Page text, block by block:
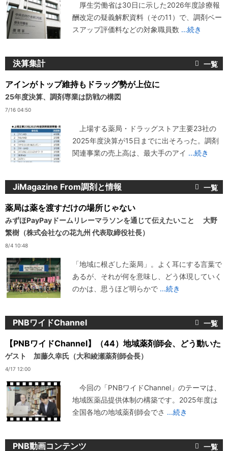
厚生労働省は30日に示した2026年度診療報
酬改定の疑義解釈資料（その11）で、調剤ベー
スアップ評価料などの対象職員数 ...続き
決算集計
アインがトップ維持もドラッグ勢が上位に
25年度決算、調剤専業は防戦の構図
7/16 04:50
上場する薬局・ドラッグストア主要23社の
2025年度決算が15日までに出そろった。調剤
関連事業の売上高は、最大手のアイ ...続き
JiMagazine From調剤と情報
薬局は薬を渡すだけの場所じゃない
みずほPayPayドームリレーマラソンを通じて伝えたいこと 大野
繁樹（株式会社なの花九州 代表取締役社長）
8/4 10:48
「地域に根ざした薬局」。よく耳にする言葉で
あるが、それが何を意味し、どう体現していく
のかは、思うほど明らかで ...続き
PNBワイドChannel
【PNBワイドChannel】（44）地域薬剤師会、どう動いた
ゲスト 加藤久幸氏（大和綾瀬薬剤師会長）
4/17 12:00
今回の「PNBワイドChannel」のテーマは、
地域医薬品提供体制の構築です。2025年度は
全国各地の地域薬剤師会でさ ...続き
PNB動画コンテンツ